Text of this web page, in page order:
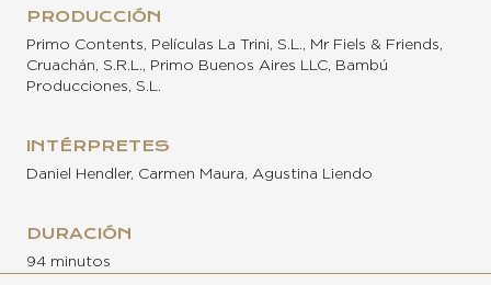
PRODUCCIÓN
Primo Contents, Películas La Trini, S.L., Mr Fiels & Friends,
Cruachán, S.R.L., Primo Buenos Aires LLC, Bambú
Producciones, S.L.
INTÉRPRETES
Daniel Hendler, Carmen Maura, Agustina Liendo
DURACIÓN
94 minutos